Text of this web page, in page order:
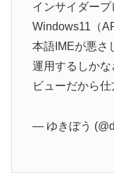
インサイダー
Windows11（
本語IMEが悪さ
運用するしか
ビューだから
— ゆきぼう